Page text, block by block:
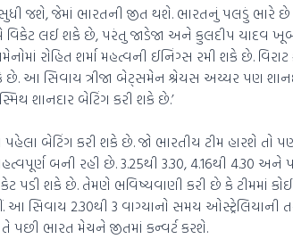
જશે, જેમાં ભારતની જીત થશે. ભારતનું પલડું ભારે
વિકેટ લઈ શકે છે, પરંતુ જાડેજા અને કુલદીપ યાદવ
રોહિત શર્મા મહત્વની ઈનિંગ્સ રમી શકે છે. વિરાટ
આ સિવાય ત્રીજા બેટ્સમેન શ્રેયસ અય્યર પણ
શાનદાર બેટિંગ કરી શકે છે.’
બેટિંગ કરી શકે છે. જો ભારતીય ટીમ હારશે તો
બની રહી છે. 3.25થી 3.30, 4.16થી 4.30 અને
શકે છે. તેમણે ભવિષ્યવાણી કરી છે કે ટીમમાં કોઈ
આ સિવાય 2.30થી 3 વાગ્યાનો સમય ઓસ્ટ્રેલિયાની
ભારત મેચને જીતમાં કન્વર્ટ કરશે.